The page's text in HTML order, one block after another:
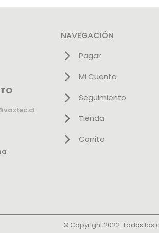
NAVEGACIÓN
Pagar
Mi Cuenta
Seguimiento
Tienda
Carrito
© Copyright 2022. Todos los